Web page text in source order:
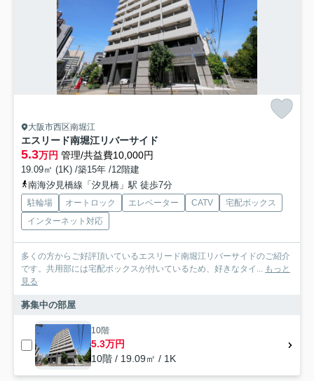
大阪市西区南堀江
エスリード南堀江リバーサイド
5.3万円 管理/共益費10,000円
19.09㎡ (1K) /築15年 /12階建
南海汐見橋線「汐見橋」駅 徒歩7分
駐輪場 オートロック エレベーター CATV
宅配ボックス
インターネット対応
多くの方からご好評頂いているエスリード南堀江リバーサイドのご紹介
です。共用部には宅配ボックスが付いているため、好きなタイ... もっと
見る
募集中の部屋
10階
5.3万円
10階 / 19.09㎡ / 1K